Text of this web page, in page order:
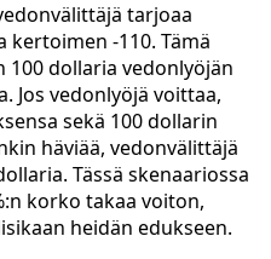
tarjoaa
-110. Tämä
dollaria vedonlyöjän
Jos vedonlyöjä voittaa,
sekä 100 dollarin
häviää, vedonvälittäjä
Tässä skenaariossa
korko takaa voiton,
heidän edukseen.